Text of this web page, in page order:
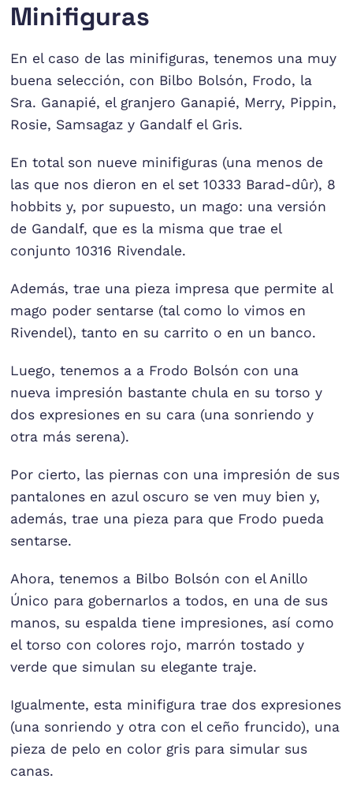
Minifiguras
En el caso de las minifiguras, tenemos una muy
buena selección, con Bilbo Bolsón, Frodo, la
Sra. Ganapié, el granjero Ganapié, Merry, Pippin,
Rosie, Samsagaz y Gandalf el Gris.
En total son nueve minifiguras (una menos de
las que nos dieron en el set 10333 Barad-dûr), 8
hobbits y, por supuesto, un mago: una versión
de Gandalf, que es la misma que trae el
conjunto 10316 Rivendale.
Además, trae una pieza impresa que permite al
mago poder sentarse (tal como lo vimos en
Rivendel), tanto en su carrito o en un banco.
Luego, tenemos a a Frodo Bolsón con una
nueva impresión bastante chula en su torso y
dos expresiones en su cara (una sonriendo y
otra más serena).
Por cierto, las piernas con una impresión de sus
pantalones en azul oscuro se ven muy bien y,
además, trae una pieza para que Frodo pueda
sentarse.
Ahora, tenemos a Bilbo Bolsón con el Anillo
Único para gobernarlos a todos, en una de sus
manos, su espalda tiene impresiones, así como
el torso con colores rojo, marrón tostado y
verde que simulan su elegante traje.
Igualmente, esta minifigura trae dos expresiones
(una sonriendo y otra con el ceño fruncido), una
pieza de pelo en color gris para simular sus
canas.